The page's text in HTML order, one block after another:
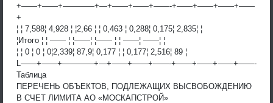
+——+——+————+—+——+——+——-+——+——+——+——
+
¦ ¦ 7,588¦ 4,928 ¦ ¦2,66 ¦ ¦ 0,463 ¦ 0,288¦ 0,175¦ 2,835¦ ¦
¦Итого ¦ ¦ —— ¦ ¦——¦ ¦—— ¦ ¦ ——¦ ——¦ ¦
¦ ¦ 0 ¦ 0 ¦ 0¦2,339¦ 87,9¦ 0,177 ¦ ¦ 0,177¦ 2,516¦ 89 ¦
L——+——+————+—+——+——+——-+——+——+——+——-
Таблица
ПЕРЕЧЕНЬ ОБЪЕКТОВ, ПОДЛЕЖАЩИХ ВЫСВОБОЖДЕНИЮ
В СЧЕТ ЛИМИТА АО «МОСКАПСТРОЙ»